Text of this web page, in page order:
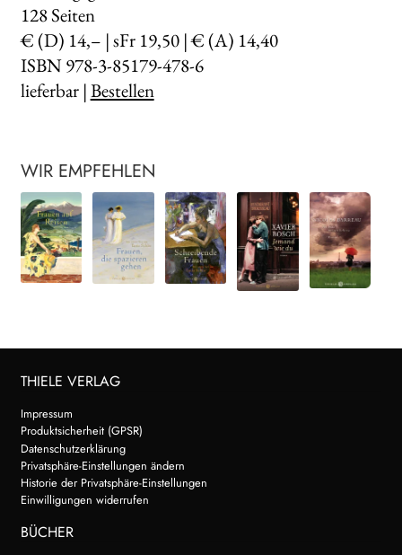
128Seiten
€ (D) 14,– | sFr 19,50 | € (A) 14,40
ISBN 978-3-85179-478-6
lieferbar |Bestellen
WIR EMPFEHLEN
THIELE VERLAG
Impressum
Produktsicherheit (GPSR)
Datenschutzerklärung
Privatsphäre-Einstellungen ändern
Historie der Privatsphäre-Einstellungen
Einwilligungen widerrufen
BÜCHER